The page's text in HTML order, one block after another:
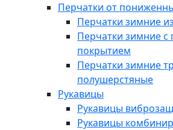
Перчатки от
Перчатки зимние
Перчатки зимние
покрытием
Перчатки зимние
полушерстяные
Рукавицы
Рукавицы
Рукавицы